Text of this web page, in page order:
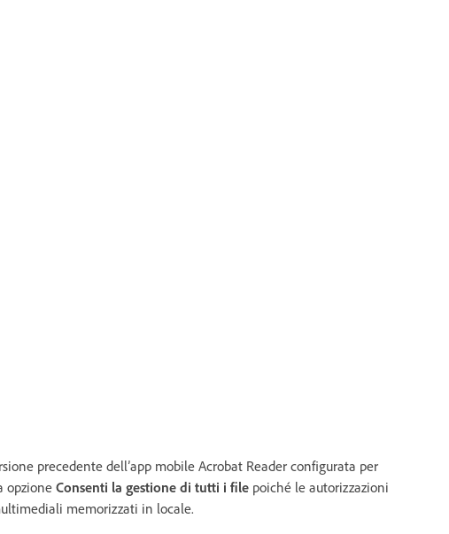
precedente dell’app mobile Acrobat Reader configurata per
opzione Consenti la gestione di tutti i file poiché le autorizzazioni
memorizzati in locale.